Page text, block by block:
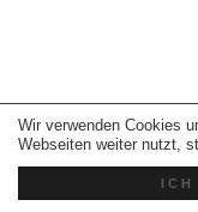
Wir verwenden Cookies
Webseiten weiter nutzt,
ICH